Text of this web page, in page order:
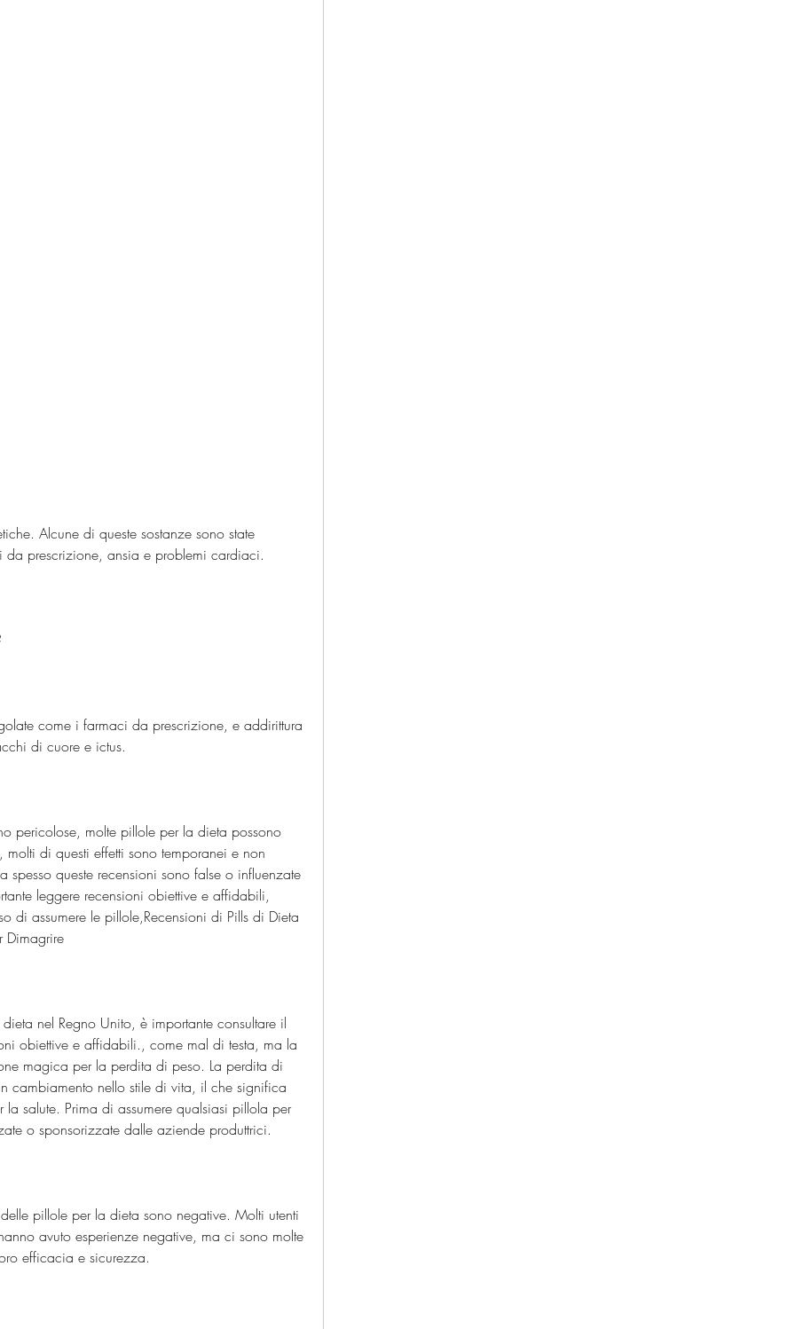
da prescrizione, ansia e problemi cardiaci.
come i farmaci da prescrizione, e addirittura
di cuore e ictus.
pericolose, molte pillole per la dieta possono
di questi effetti sono temporanei e non
spesso queste recensioni sono false o influenzate
leggere recensioni obiettive e affidabili,
di assumere le pillole,Recensioni di Pills di Dieta
Dimagrire
nel Regno Unito, è importante consultare il
obiettive e affidabili., come mal di testa, ma la
magica per la perdita di peso. La perdita di
cambiamento nello stile di vita, il che significa
la salute. Prima di assumere qualsiasi pillola per
o sponsorizzate dalle aziende produttrici.
pillole per la dieta sono negative. Molti utenti
avuto esperienze negative, ma ci sono molte
efficacia e sicurezza.